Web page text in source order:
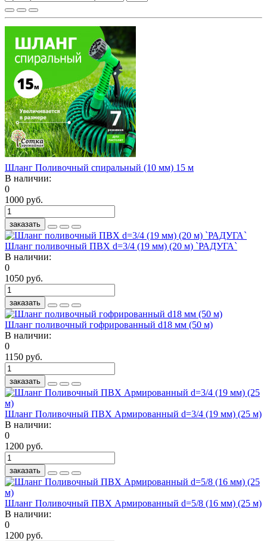
Шланг Поливочный спиральный (10 мм) 15 м
В наличии:
0
1000 руб.
заказать
Шланг поливочный ПВХ d=3/4 (19 мм) (20 м) `РАДУГА`
В наличии:
0
1050 руб.
заказать
Шланг поливочный гофрированный d18 мм (50 м)
В наличии:
0
1150 руб.
заказать
Шланг Поливочный ПВХ Армированный d=3/4 (19 мм) (25 м)
В наличии:
0
1200 руб.
заказать
Шланг Поливочный ПВХ Армированный d=5/8 (16 мм) (25 м)
В наличии:
0
1200 руб.